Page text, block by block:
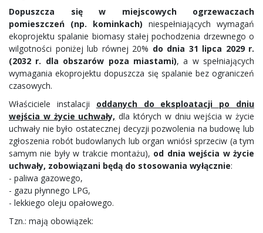
Dopuszcza się w miejscowych ogrzewaczach
pomieszczeń (np. kominkach) niespełniających wymagań
ekoprojektu spalanie biomasy stałej pochodzenia drzewnego o
wilgotności poniżej lub równej 20% do dnia 31 lipca 2029 r.
(2032 r. dla obszarów poza miastami), a w spełniających
wymagania ekoprojektu dopuszcza się spalanie bez ograniczeń
czasowych.
Właściciele instalacji oddanych do eksploatacji po dniu
wejścia w życie uchwały, dla których w dniu wejścia w życie
uchwały nie było ostatecznej decyzji pozwolenia na budowę lub
zgłoszenia robót budowlanych lub organ wniósł sprzeciw (a tym
samym nie były w trakcie montażu), od dnia wejścia w życie
uchwały, zobowiązani będą do stosowania wyłącznie:
- paliwa gazowego,
- gazu płynnego LPG,
- lekkiego oleju opałowego.
Tzn.: mają obowiązek: